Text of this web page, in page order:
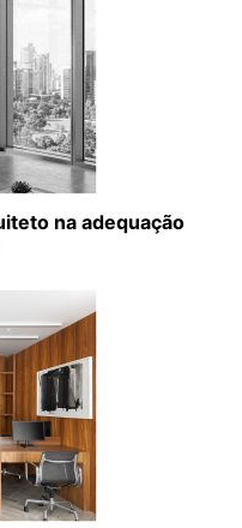
na adequação